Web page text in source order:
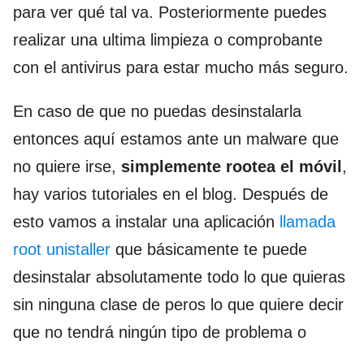
para ver qué tal va. Posteriormente puedes
realizar una ultima limpieza o comprobante
con el antivirus para estar mucho más seguro.
En caso de que no puedas desinstalarla
entonces aquí estamos ante un malware que
no quiere irse, simplemente rootea el móvil ,
hay varios tutoriales en el blog. Después de
esto vamos a instalar una aplicación
llamada
root unistaller que básicamente te puede
desinstalar absolutamente todo lo que quieras
sin ninguna clase de peros lo que quiere decir
que no tendrá ningún tipo de problema o